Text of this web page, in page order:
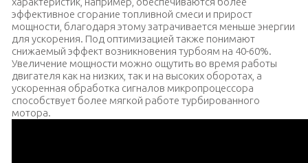
эффективное сгорание топливной смеси и прирост
мощности, благодаря этому затрачивается меньше энергии
для ускорения. Под оптимизацией также понимают
снижаемый эффект возникновения турбоям на 40-60%.
Увеличение мощности можно ощутить во время работы
двигателя как на низких, так и на высоких оборотах, а
ускоренная обработка сигналов микропроцессора
способствует более мягкой работе турбированного
мотора.